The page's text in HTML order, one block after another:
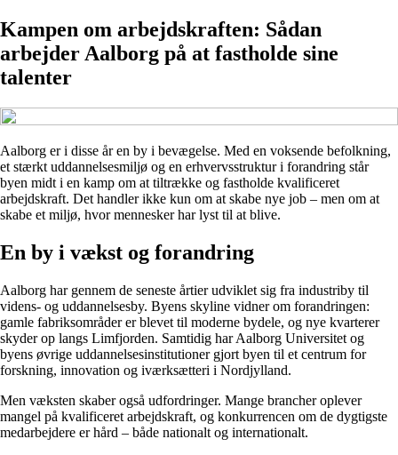
Kampen om arbejdskraften: Sådan
arbejder Aalborg på at fastholde sine
talenter
Aalborg er i disse år en by i bevægelse. Med en voksende befolkning,
et stærkt uddannelsesmiljø og en erhvervsstruktur i forandring står
byen midt i en kamp om at tiltrække og fastholde kvalificeret
arbejdskraft. Det handler ikke kun om at skabe nye job – men om at
skabe et miljø, hvor mennesker har lyst til at blive.
En by i vækst og forandring
Aalborg har gennem de seneste årtier udviklet sig fra industriby til
videns- og uddannelsesby. Byens skyline vidner om forandringen:
gamle fabriksområder er blevet til moderne bydele, og nye kvarterer
skyder op langs Limfjorden. Samtidig har Aalborg Universitet og
byens øvrige uddannelsesinstitutioner gjort byen til et centrum for
forskning, innovation og iværksætteri i Nordjylland.
Men væksten skaber også udfordringer. Mange brancher oplever
mangel på kvalificeret arbejdskraft, og konkurrencen om de dygtigste
medarbejdere er hård – både nationalt og internationalt.